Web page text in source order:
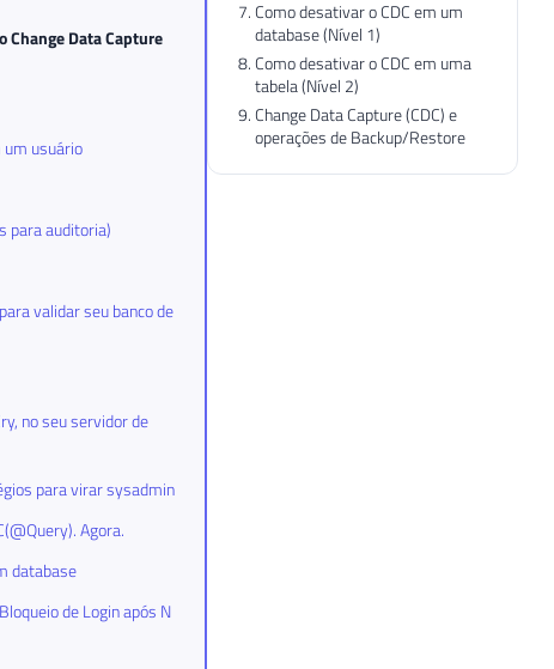
Data Capture
usuário
para auditoria)
validar seu banco de
no seu servidor de
para virar sysadmin
Agora.
database
de Login após N
Como desativar o CDC em um
database (Nível 1)
Como desativar o CDC em uma
tabela (Nível 2)
Change Data Capture (CDC) e
operações de Backup/Restore